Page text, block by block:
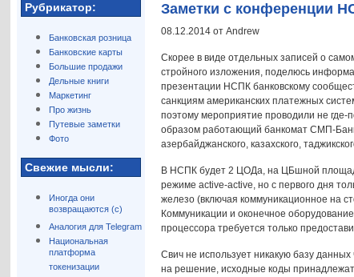
Рубрикатор:
Банковская розница
Банковские карты
Большие продажи
Дельные книги
Маркетинг
Про жизнь
Путевые заметки
Фото
Свежие мысли:
Иногда они
возвращаются (с)
Аналогия для Telegram
Национальная
платформа
токенизации
Заметки с конференции
08.12.2014 от Andrew
Скорее в виде отдельных записей о
стройного изложения, поделюсь
презентации НСПК банковскому
санкциям американских платежных
поэтому мероприятие проводили не где-
образом работающий банкомат СМП-
азербайджанского, казахского,
В НСПК будет 2 ЦОДа, на ЦБшной
режиме active-active, но с первого дня
железо (включая коммуникационное на
Коммуникации и оконечное
процессора требуется только
Свич не использует никакую базу
на решение, исходные коды